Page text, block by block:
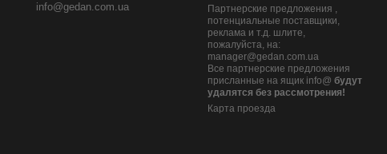
info@gedan.com.ua
Партнерские предложения ,
потенциальные поставщики,
реклама и т.д. шлите,
пожалуйста, на:
manager@gedan.com.ua
Все партнерские предложения
присланные на ящик info@ будут
удалятся без рассмотрения!
Карта проезда